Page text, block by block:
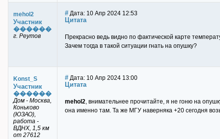
mehol2
Участник
������
г. Реутов
# Дата: 10 Апр 2024 12:53
Цитата
Прекрасно ведь видно по фактической карте
Зачем тогда в такой ситуации гнать на опушку?
Konst_S
Участник
������
Дом - Москва,
Коньково
(ЮЗАО),
работа -
ВДНХ, 1,5 км
от 27612
# Дата: 10 Апр 2024 13:00
Цитата
mehol2, внимательнее прочитайте, я не гоню на
она именно там. Та же МГУ наверняка +20 сегодня